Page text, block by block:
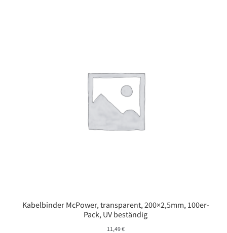
Kabelbinder McPower, transparent, 200×2,5mm, 100er-
Pack, UV beständig
11,49€